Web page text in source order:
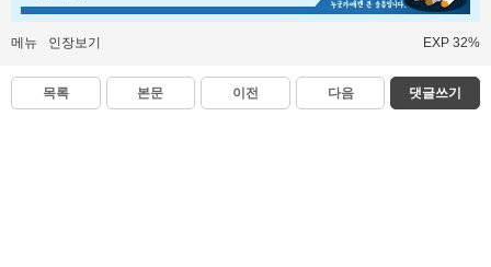
메뉴 인장보기 EXP 32%
목록 본문 이전 다음 댓글쓰기